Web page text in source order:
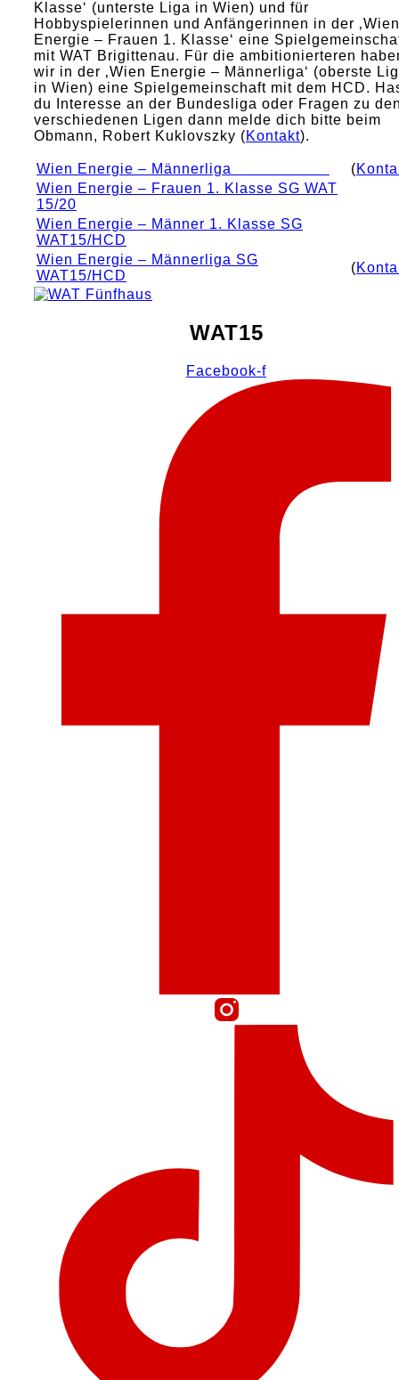
Klasse‘ (unterste Liga in Wien) und für
Hobbyspielerinnen und Anfängerinnen in der ‚Wien
Energie – Frauen 1. Klasse‘ eine
mit WAT Brigittenau. Für die ambitionierteren
wir in der ‚Wien Energie – Männerliga‘ (oberste
in Wien) eine Spielgemeinschaft mit dem HCD.
du Interesse an der Bundesliga oder Fragen zu
verschiedenen Ligen dann melde dich bitte beim
Obmann, Robert Kuklovszky (Kontakt).
Wien Energie – Männerliga (
Wien Energie – Frauen 1. Klasse SG WAT
15/20
Wien Energie – Männer 1. Klasse SG
WAT15/HCD
Wien Energie – Männerliga SG
WAT15/HCD
(
WAT15
Facebook-f